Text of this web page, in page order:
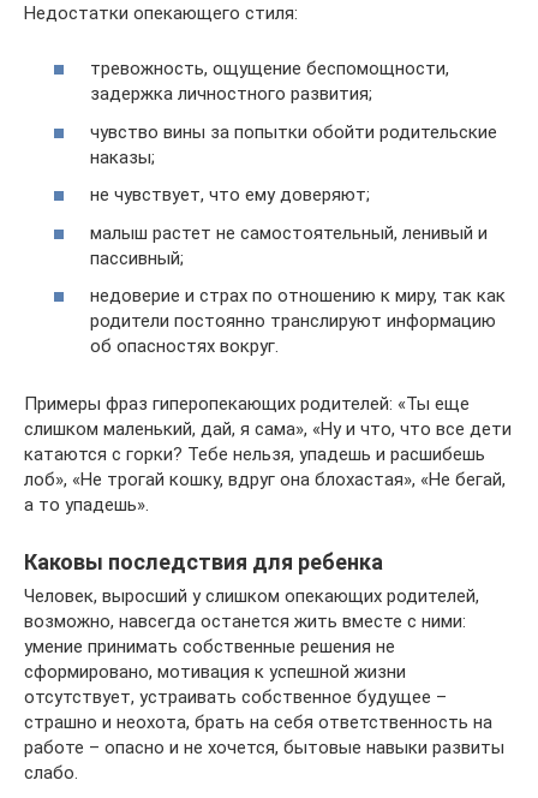
Недостатки опекающего стиля:
тревожность, ощущение беспомощности,
задержка личностного развития;
чувство вины за попытки обойти родительские
наказы;
не чувствует, что ему доверяют;
малыш растет не самостоятельный, ленивый и
пассивный;
недоверие и страх по отношению к миру, так как
родители постоянно транслируют информацию
об опасностях вокруг.
Примеры фраз гиперопекающих родителей: «Ты еще
слишком маленький, дай, я сама», «Ну и что, что все дети
катаются с горки? Тебе нельзя, упадешь и расшибешь
лоб», «Не трогай кошку, вдруг она блохастая», «Не бегай,
а то упадешь».
Каковы последствия для ребенка
Человек, выросший у слишком опекающих родителей,
возможно, навсегда останется жить вместе с ними:
умение принимать собственные решения не
сформировано, мотивация к успешной жизни
отсутствует, устраивать собственное будущее –
страшно и неохота, брать на себя ответственность на
работе – опасно и не хочется, бытовые навыки развиты
слабо.